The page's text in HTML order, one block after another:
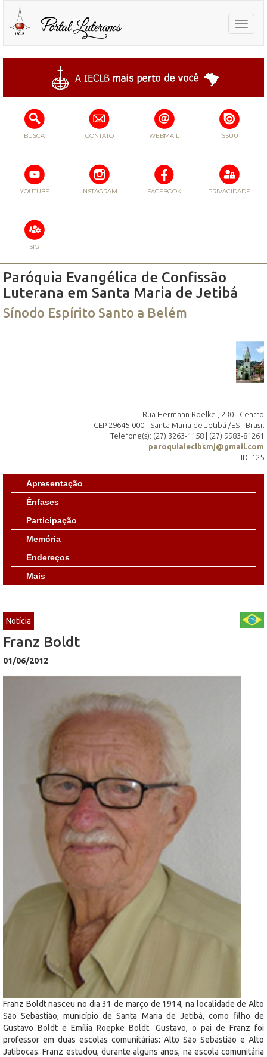
Toggle
BUSCA CONTATO WEBMAIL ISSUU
YOUTUBE INSTAGRAM FACEBOOK PRIVACIDADE
SIG
Paróquia Evangélica de Confissão
Luterana em Santa Maria de Jetibá
Sínodo Espírito Santo a Belém
Rua Hermann Roelke , 230 - Centro
CEP 29645-000 - Santa Maria de Jetibá /ES - Brasil
Telefone(s): (27) 3263-1158 | (27) 9983-81261
paroquiaieclbsmj@gmail.com
ID: 125
Apresentação
Ênfases
Participação
Memória
Endereços
Mais
Notícia
Franz Boldt
01/06/2012
Franz Boldt nasceu no dia 31 de março de 1914, na localidade de Alto
São Sebastião, município de Santa Maria de Jetibá, como filho de
Gustavo Boldt e Emília Roepke Boldt. Gustavo, o pai de Franz foi
professor em duas escolas comunitárias: Alto São Sebastião e Alto
Jatibocas. Franz estudou, durante alguns anos, na escola comunitária